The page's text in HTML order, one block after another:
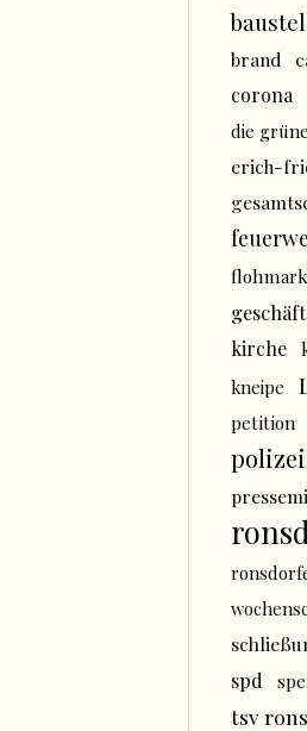
brand
corona
die
erich-
geschäft
kirche
kneipe
petition
polizei
spd
tsv